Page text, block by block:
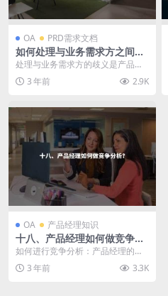
OA PRD需求文档
如何处理与业务需求方之间的
歧义
处理与业务需求方的歧义是产品经
理工作中常见的挑战之一。以下是
一些建议来解决这种冲...
3 年前 2.9K
OA 产品经理知识
十八、产品经理如何做竞争分
析？
如何进行竞争分析：产品经理的实
用指南 竞争分析是产品经理在制定
和改进产品策略时的...
3 年前 3.3K